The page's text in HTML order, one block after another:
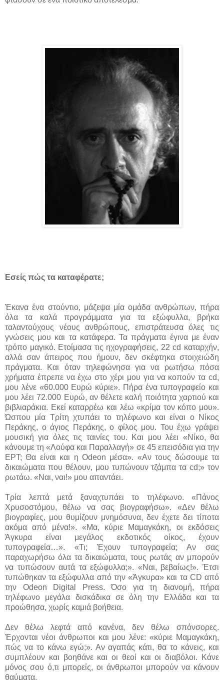
Εσείς πώς τα καταφέρατε;
Έκανα ένα στούντιο, μάζεψα μία ομάδα ανθρώπων, πήρα
όλα τα καλά προγράμματα για τα εξώφυλλα, βρήκα
ταλαντούχους νέους ανθρώπους, επιστράτευσα όλες τις
γνώσεις μου και τα κατάφερα. Τα πράγματα έγινα με έναν
τρόπο μαγικό. Ετοίμασα τις ηχογραφήσεις, 22cd καταρχήν,
αλλά σαν άπειρος που ήμουν, δεν σκέφτηκα στοιχειώδη
πράγματα. Και όταν τηλεφώνησα για να ρωτήσω πόσα
χρήματα έπρεπε να έχω στο χέρι μου για να κοπούν τα cd,
μου λένε «60.000 Ευρώ κύριε». Πήρα ένα τυπογραφείο και
μου λέει 72.000 Ευρώ, αν θέλετε καλή ποιότητα χαρτιού και
βιβλιαράκια. Εκεί καταρρέω και λέω «κρίμα τον κόπο μου».
Ώσπου μία Τρίτη χτυπάει το τηλέφωνο και είναι ο Νίκος
Περάκης, ο άγιος Περάκης, ο φίλος μου. Του έχω γράψει
μουσική για όλες τις ταινίες του. Και μου λέει «Νίκο, θα
κάνουμε τη «Λούφα και Παραλλαγή» σε 45 επεισόδια για την
ΕΡΤ; Θα είναι και η Odeon μέσα». «Αν τους δώσουμε τα
δικαιώματα που θέλουν, μου τυπώνουν τζάμπα ταcd;» τον
ρωτάω. «Ναι, ναι!» μου απαντάει.
Τρία λεπτά μετά ξαναχτυπάει το τηλέφωνο. «Πάνος
Χρυσοστόμου, θέλω να σας βιογραφήσω». «Δεν θέλω
βιογραφίες, μου θυμίζουν μνημόσυνα, δεν έχετε δει τίποτα
ακόμα από μένα!». «Μα, κύριε Μαμαγκάκη, οι εκδόσεις
Άγκυρα είναι μεγάλος εκδοτικός οίκος, έχουν
τυπογραφεία…». «Τι; Έχουν τυπογραφεία; Αν σας
παραχωρήσω όλα τα δικαιώματα, τους ρωτάς αν μπορούν
να τυπώσουν αυτά τα εξώφυλλα;». «Ναι, βεβαίως!». Έτσι
τυπώθηκαν τα εξώφυλλα από την «Άγκυρα» και τα CDαπό
την Odeon Digital Press. Όσο για τη διανομή, πήρα
τηλέφωνο μεγάλα δισκάδικα σε όλη την Ελλάδα και τα
προώθησα, χωρίς καμιά βοήθεια.
Δεν θέλω λεφτά από κανένα, δεν θέλω σπόνσορες.
Έρχονται νέοι άνθρωποι και μου λένε: «κύριε Μαμαγκάκη,
πώς να το κάνω εγώ;». Αν αγαπάς κάτι, θα το κάνεις, και
συμπλέουν και βοηθάνε και οι θεοί και οι διαβόλοι. Κάνε
μόνος σου ό,τι μπορείς, οι άνθρωποι μπορούν να κάνουν
θαύματα.